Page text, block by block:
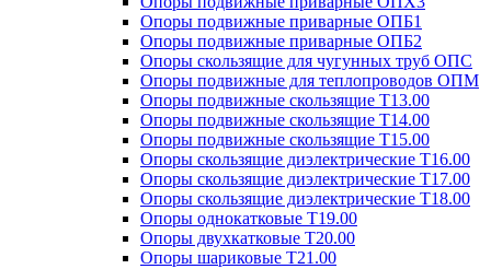
Опоры подвижные приварные ОПБ1
Опоры подвижные приварные ОПБ2
Опоры скользящие для чугунных труб ОПС
Опоры подвижные для теплопроводов ОПМ
Опоры подвижные скользящие Т13.00
Опоры подвижные скользящие Т14.00
Опоры подвижные скользящие Т15.00
Опоры скользящие диэлектрические Т16.00
Опоры скользящие диэлектрические Т17.00
Опоры скользящие диэлектрические Т18.00
Опоры однокатковые Т19.00
Опоры двухкатковые Т20.00
Опоры шариковые Т21.00